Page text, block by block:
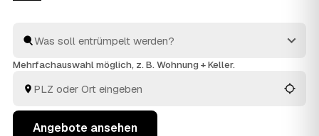
jeden einzeln anzuschreiben, stellen Sie eine Anfrage
und erhalten mehrere Festpreis-Angebote
in Kühlungsborn undRerik
Mehrfachauswahl möglich, z. B. Wohnung + Keller.
Angebote ansehen